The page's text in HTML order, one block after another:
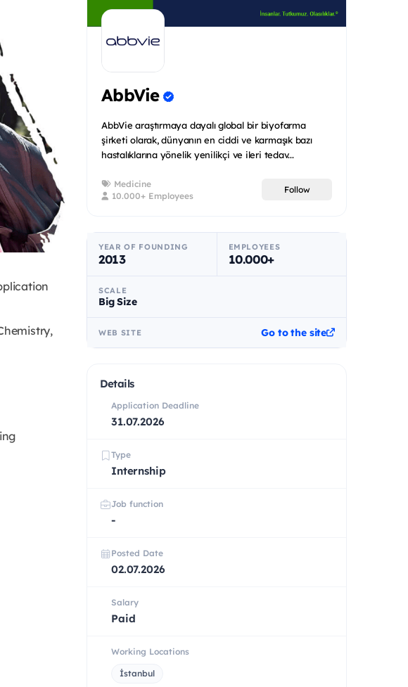
AbbVie
AbbVie araştırmaya dayalı global bir biyofarma
şirketi olarak, dünyanın en ciddi ve karmaşık bazı
hastalıklarına yönelik yenilikçi ve ileri tedav...
Medicine
10.000+ Employees
Follow
YEAR OF FOUNDING
2013
EMPLOYEES
10.000+
SCALE
Big Size
WEB SITE Go to the site
Details
Application Deadline
31.07.2026
Type
Internship
Job function
-
Posted Date
02.07.2026
Salary
Paid
Working Locations
İstanbul